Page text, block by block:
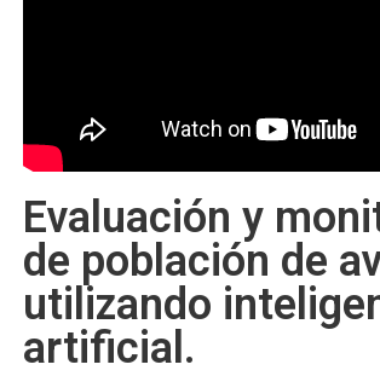
Evaluación y
de población de
utilizando
artificial.